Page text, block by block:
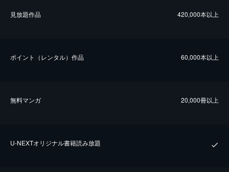
⾒放題作品 420,000本以上
ポイント（レンタル）作品 60,000本以上
無料マンガ 20,000冊以上
U-NEXTオリジナル書籍読み放題